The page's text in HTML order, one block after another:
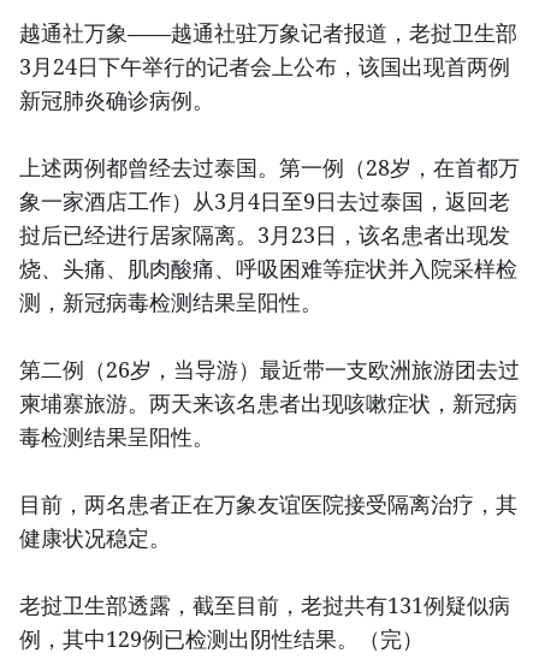
越通社万象——越通社驻万象记者报道，老挝卫生部
3月24日下午举行的记者会上公布，该国出现首两例
新冠肺炎确诊病例。
上述两例都曾经去过泰国。第一例（28岁，在首都万
象一家酒店工作）从3月4日至9日去过泰国，返回老
挝后已经进行居家隔离。3月23日，该名患者出现发
烧、头痛、肌肉酸痛、呼吸困难等症状并入院采样检
测，新冠病毒检测结果呈阳性。
第二例（26岁，当导游）最近带一支欧洲旅游团去过
柬埔寨旅游。两天来该名患者出现咳嗽症状，新冠病
毒检测结果呈阳性。
目前，两名患者正在万象友谊医院接受隔离治疗，其
健康状况稳定。
老挝卫生部透露，截至目前，老挝共有131例疑似病
例，其中129例已检测出阴性结果。（完）